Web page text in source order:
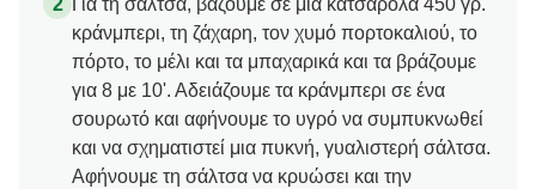
Για τη σάλτσα, βάζουμε σε μία κατσαρόλα 450 γρ.
κράνμπερι, τη ζάχαρη, τον χυμό πορτοκαλιού, το
πόρτο, το μέλι και τα μπαχαρικά και τα βράζουμε
για 8 με 10'. Αδειάζουμε τα κράνμπερι σε ένα
σουρωτό και αφήνουμε το υγρό να συμπυκνωθεί
και να σχηματιστεί μια πυκνή, γυαλιστερή σάλτσα.
Αφήνουμε τη σάλτσα να κρυώσει και την